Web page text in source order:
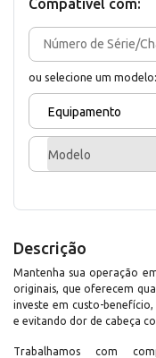
Compativel com:
ou selecione um modelo:
Equipamento
Modelo
Descrição
Mantenha sua operação
originais, que oferecem
investe em custo-
e evitando dor de cabeça
Trabalhamos com